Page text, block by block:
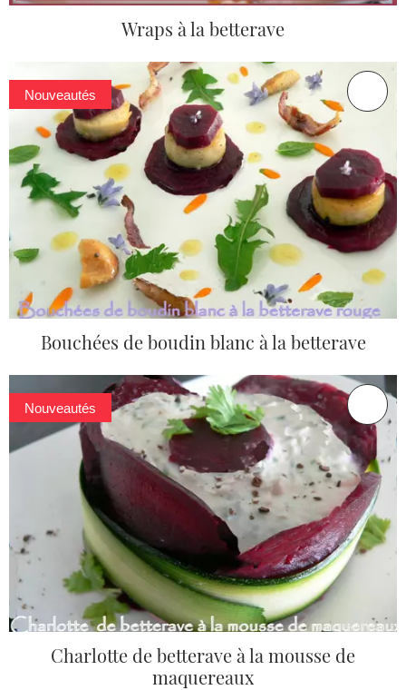
Wraps à la betterave
Nouveautés
Bouchées de boudin blanc à la betterave
Nouveautés
Charlotte de betterave à la mousse de
maquereaux